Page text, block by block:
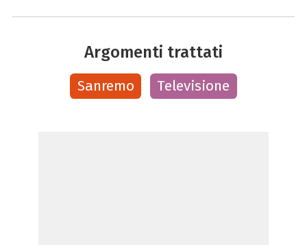
Argomenti trattati
Sanremo Televisione